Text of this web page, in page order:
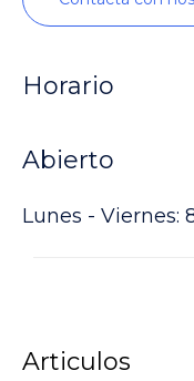
Horario
Abierto
Lunes - Viernes:
Articulos